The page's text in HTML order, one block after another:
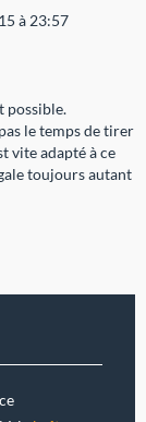
à 23:57
possible.
le temps de tirer
vite adapté à ce
toujours autant